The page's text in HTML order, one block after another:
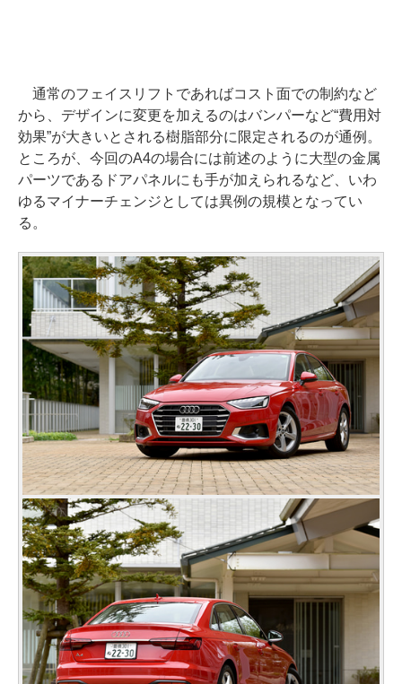
通常のフェイスリフトであればコスト面での制約など
から、デザインに変更を加えるのはバンパーなど“費用対
効果”が大きいとされる樹脂部分に限定されるのが通例。
ところが、今回のA4の場合には前述のように大型の金属
パーツであるドアパネルにも手が加えられるなど、いわ
ゆるマイナーチェンジとしては異例の規模となってい
る。